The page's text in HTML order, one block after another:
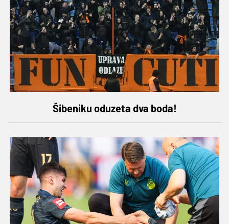
Šibeniku oduzeta dva boda!